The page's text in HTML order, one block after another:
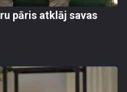
pāris atklāj savas